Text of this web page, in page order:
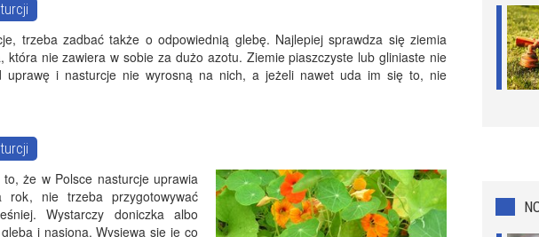
trzeba zadbać także o odpowiednią glebę. Najlepiej sprawdza się ziemia
która nie zawiera w sobie za dużo azotu. Ziemie piaszczyste lub gliniaste nie
uprawę i nasturcje nie wyrosną na nich, a jeżeli nawet uda im się to, nie
że w Polsce nasturcje uprawia
rok, nie trzeba przygotowywać
Wystarczy doniczka albo
i nasiona. Wysiewa się je co